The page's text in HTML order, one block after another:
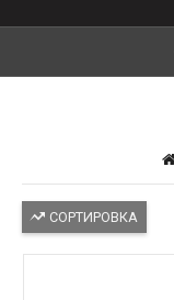
СОРТИРОВКА